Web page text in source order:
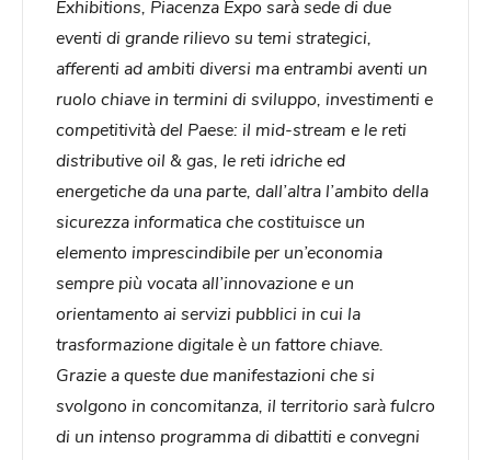
Exhibitions, Piacenza Expo sarà sede di due
eventi di grande rilievo su temi strategici,
afferenti ad ambiti diversi ma entrambi aventi un
ruolo chiave in termini di sviluppo, investimenti e
competitività del Paese: il mid-stream e le reti
distributive oil & gas, le reti idriche ed
energetiche da una parte, dall’altra l’ambito della
sicurezza informatica che costituisce un
elemento imprescindibile per un’economia
sempre più vocata all’innovazione e un
orientamento ai servizi pubblici in cui la
trasformazione digitale è un fattore chiave.
Grazie a queste due manifestazioni che si
svolgono in concomitanza, il territorio sarà fulcro
di un intenso programma di dibattiti e convegni